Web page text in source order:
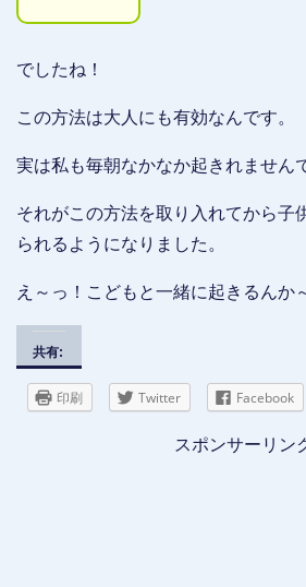
でしたね！
この方法は大人にも有効なんです。
実は私も毎朝なかなか起きれません
それがこの方法を取り入れてから子
られるようになりました。
え～っ！こどもと一緒に起きるんか
共有:
印刷 Twitter Facebook
スポンサーリン